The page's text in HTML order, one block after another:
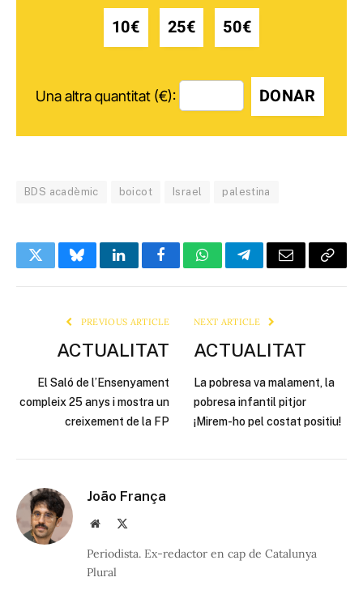
10€ 25€ 50€
Una altra quantitat (€): DONAR
BDS acadèmic boicot Israel palestina
TwitterBlueskyLinkedInFacebookWhatsAppTelegramEmail Copy
PREVIOUS ARTICLE
ACTUALITAT
El Saló de l’Ensenyament
compleix 25 anys i mostra un
creixement de la FP
NEXT ARTICLE
ACTUALITAT
La pobresa va malament, la
pobresa infantil pitjor
¡Mirem-ho pel costat positiu!
João França
Website
Periodista. Ex-redactor en cap de Catalunya
Plural